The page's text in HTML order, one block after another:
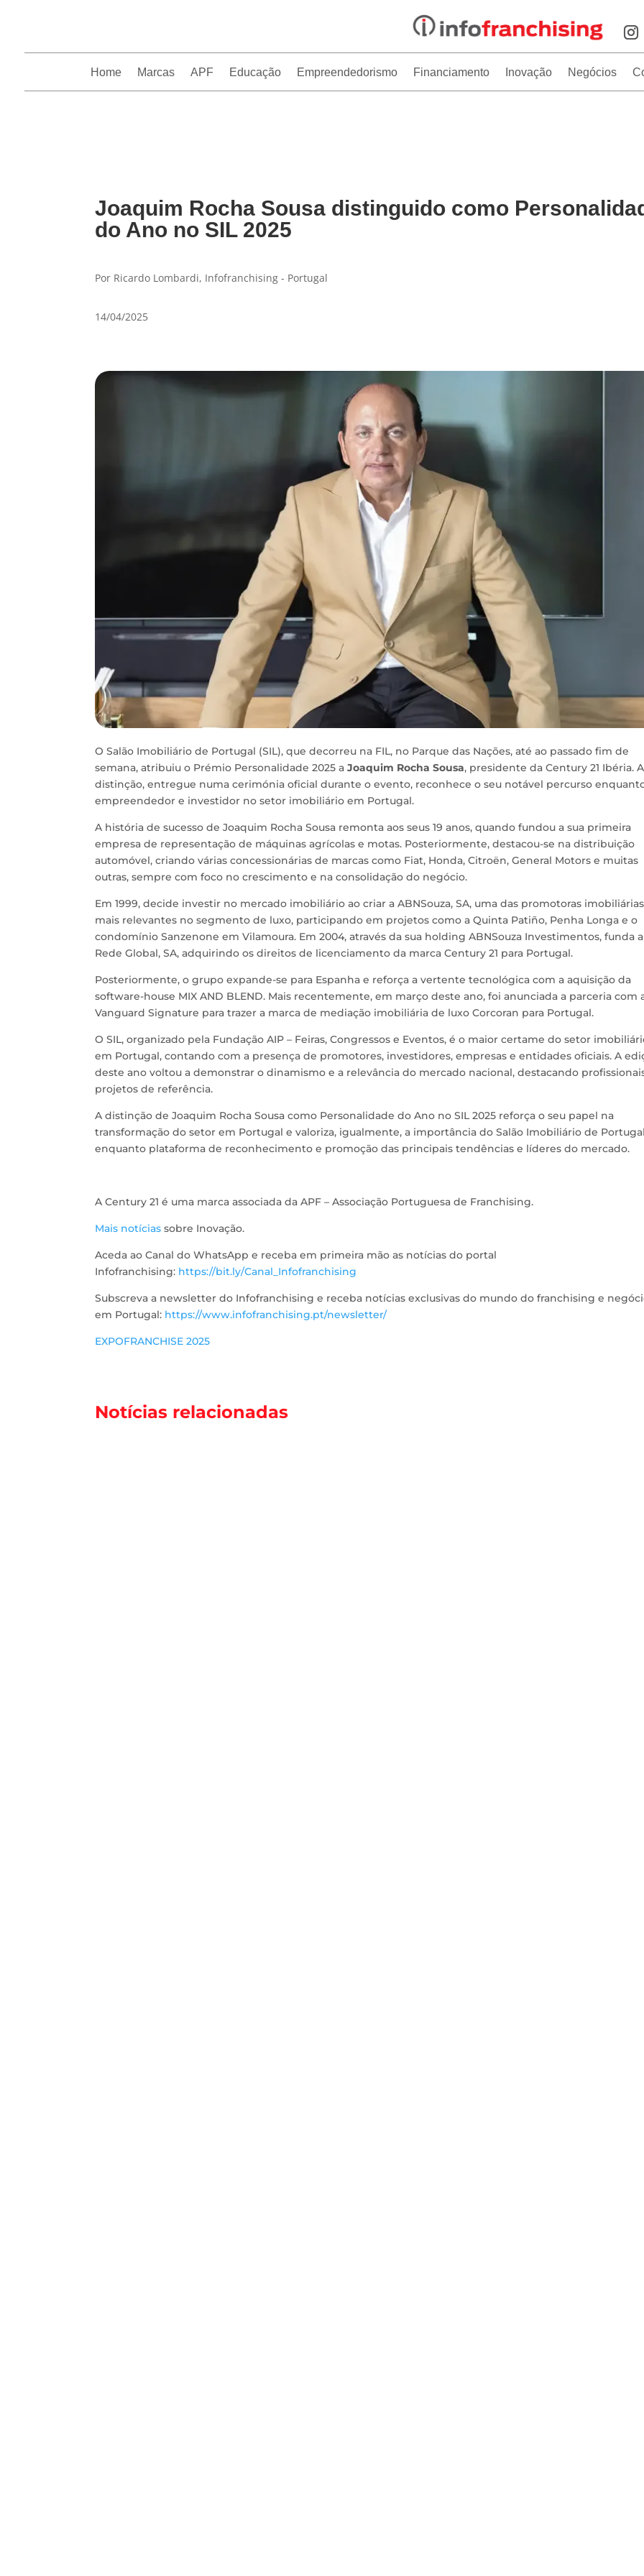
Home Marcas APF Educação Empreendedorismo Financiamento Inovação Negócios
Joaquim Rocha Sousa distinguido como
do Ano no SIL 2025
Por Ricardo Lombardi, Infofranchising - Portugal
14/04/2025
O Salão Imobiliário de Portugal (SIL), que decorreu na FIL, no Parque das Nações, até ao passado fim de
semana, atribuiu o Prémio Personalidade 2025 a Joaquim Rocha Sousa, presidente da Century 21 Ibéria. A
distinção, entregue numa cerimónia oficial durante o evento, reconhece o seu notável percurso
empreendedor e investidor no setor imobiliário em Portugal.
A história de sucesso de Joaquim Rocha Sousa remonta aos seus 19 anos, quando fundou a sua primeira
empresa de representação de máquinas agrícolas e motas. Posteriormente, destacou-se na distribuição
automóvel, criando várias concessionárias de marcas como Fiat, Honda, Citroën, General Motors e muitas
outras, sempre com foco no crescimento e na consolidação do negócio.
Em 1999, decide investir no mercado imobiliário ao criar a ABNSouza, SA, uma das promotoras imobiliárias
mais relevantes no segmento de luxo, participando em projetos como a Quinta Patiño, Penha Longa e o
condomínio Sanzenone em Vilamoura. Em 2004, através da sua holding ABNSouza Investimentos, funda a
Rede Global, SA, adquirindo os direitos de licenciamento da marca Century 21 para Portugal.
Posteriormente, o grupo expande-se para Espanha e reforça a vertente tecnológica com a aquisição da
software-house MIX AND BLEND. Mais recentemente, em março deste ano, foi anunciada a parceria com
Vanguard Signature para trazer a marca de mediação imobiliária de luxo Corcoran para Portugal.
O SIL, organizado pela Fundação AIP – Feiras, Congressos e Eventos, é o maior certame do setor
em Portugal, contando com a presença de promotores, investidores, empresas e entidades oficiais. A
deste ano voltou a demonstrar o dinamismo e a relevância do mercado nacional, destacando
projetos de referência.
A distinção de Joaquim Rocha Sousa como Personalidade do Ano no SIL 2025 reforça o seu papel na
transformação do setor em Portugal e valoriza, igualmente, a importância do Salão Imobiliário de
enquanto plataforma de reconhecimento e promoção das principais tendências e líderes do mercado.
A Century 21 é uma marca associada da APF – Associação Portuguesa de Franchising.
Mais notícias sobre Inovação.
Aceda ao Canal do WhatsApp e receba em primeira mão as notícias do portal
Infofranchising: https://bit.ly/Canal_Infofranchising
Subscreva a newsletter do Infofranchising e receba notícias exclusivas do mundo do franchising e
em Portugal: https://www.infofranchising.pt/newsletter/
EXPOFRANCHISE 2025
Notícias relacionadas